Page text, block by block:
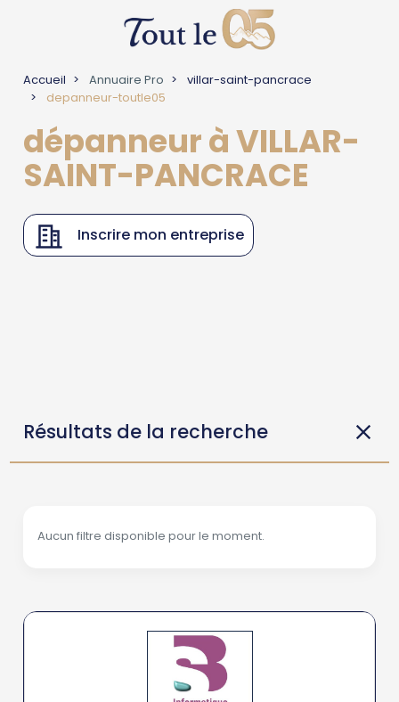
Accueil Annuaire Pro
villar-saint-pancrace
depanneur-toutle05
dépanneur à VILLAR-
SAINT-PANCRACE
Inscrire mon entreprise
Résultats de la recherche
Aucun filtre disponible pour le moment.